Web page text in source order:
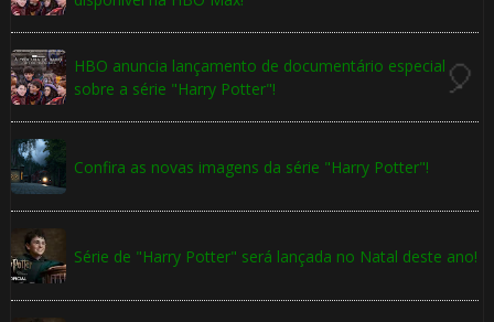
HBO anuncia lançamento de documentário especial
sobre a série "Harry Potter"!
Confira as novas imagens da série "Harry Potter"!
Série de "Harry Potter" será lançada no Natal deste ano!
🎂